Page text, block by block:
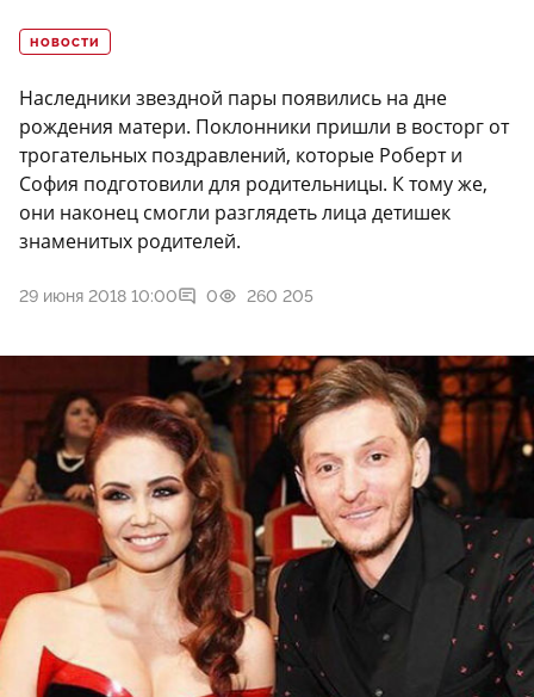
НОВОСТИ
Наследники звездной пары появились на дне
рождения матери. Поклонники пришли в восторг от
трогательных поздравлений, которые Роберт и
София подготовили для родительницы. К тому же,
они наконец смогли разглядеть лица детишек
знаменитых родителей.
29 июня 2018 10:00 0 260 205